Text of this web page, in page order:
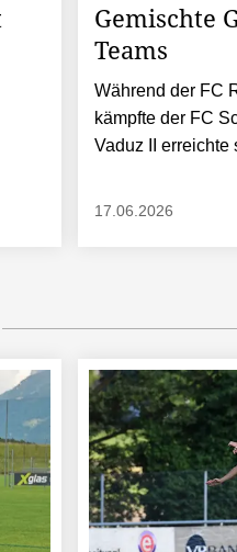
Gemischte
Teams
Während der FC
kämpfte der FC
Vaduz II
17.06.2026